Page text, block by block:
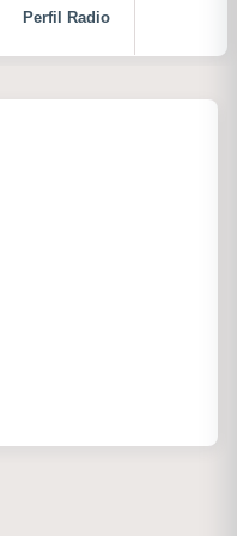
Perfil Radio